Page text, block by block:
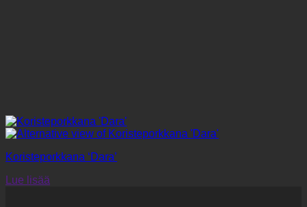
Koristeporkkana ‘Dara’
Lue lisää